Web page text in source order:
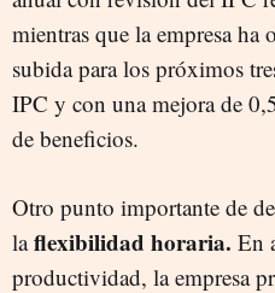
mientras que la empresa
subida para los próximos
IPC y con una mejora de
de beneficios.
Otro punto importante de
laflexibilidad horaria. En
productividad, la empresa